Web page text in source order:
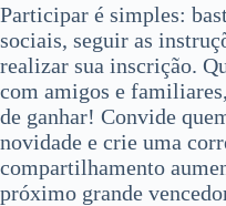
Participar é simples:
sociais, seguir as
realizar sua inscrição.
com amigos e
de ganhar! Convide
novidade e crie uma
compartilhamento
próximo grande